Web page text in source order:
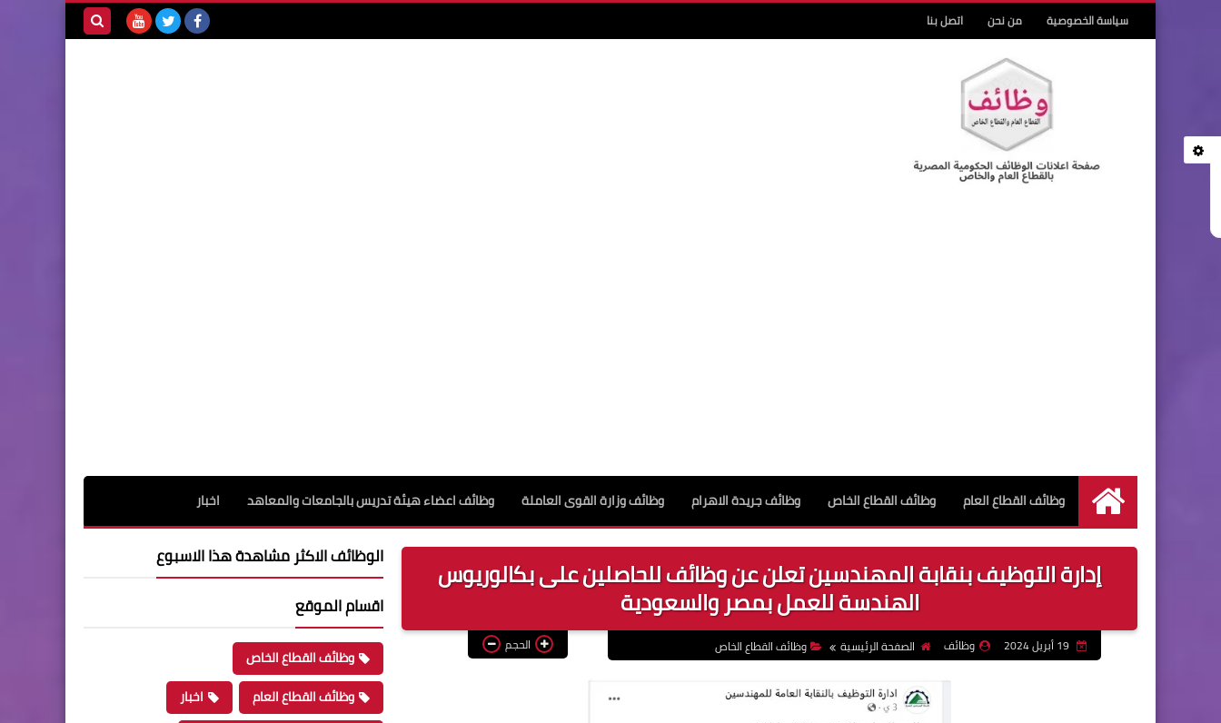
سياسة الخصوصية من نحن اتصل بنا
الرئيسية
وظائف القطاع العام وظائف القطاع الخاص وظائف جريدة الاهرام وظائف وزارة القوى العاملة وظائف اعضاء هيئة تدريس بالجامعات والمعاهد اخبار
إدارة التوظيف بنقابة المهندسين تعلن عن وظائف للحاصلين على بكالوريوس
الهندسة للعمل بمصر والسعودية
وظائف الصفحة الرئيسية وظائف القطاع الخاص الحجم
الوظائف الاكثر مشاهدة هذا الاسبوع
اقسام الموقع
وظائف القطاع الخاص
وظائف القطاع العام
اخبار